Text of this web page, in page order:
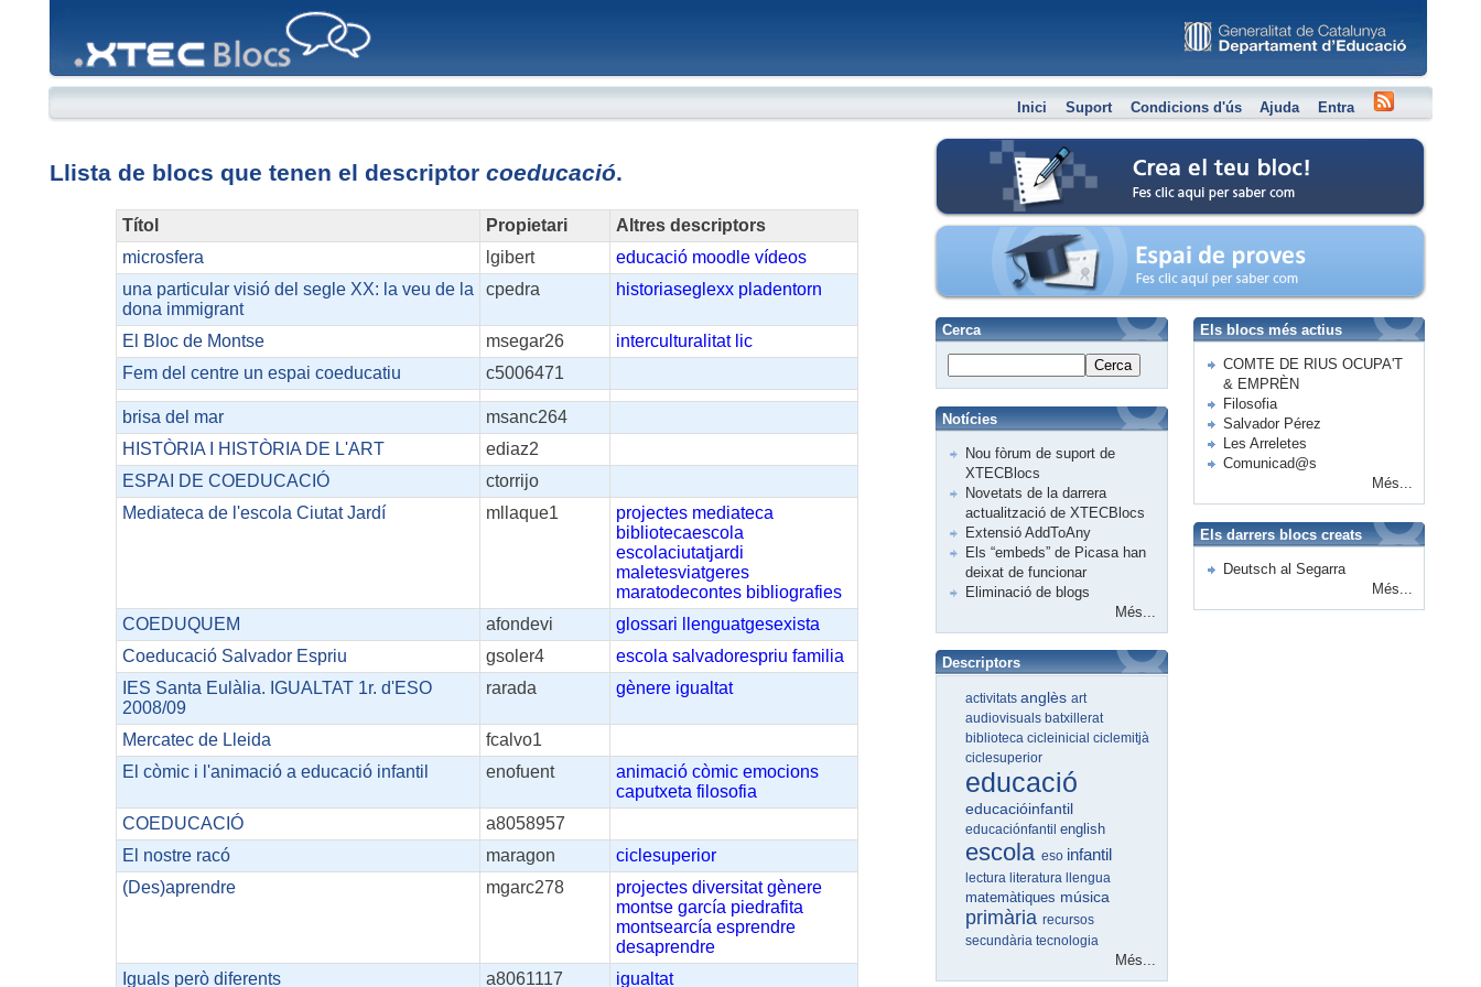
Inici Suport Condicions d'ús Ajuda Entra
Llista de blocs que tenen el descriptor coeducació.
Títol Propietari
Altres descriptors
microsfera
lgibert educació moodle vídeos
una particular visió del segle XX: la veu de la
dona immigrant
cpedra historiaseglexx pladentorn
El Bloc de Montse msegar26 interculturalitat lic
Fem del centre un espai coeducatiu
c5006471
brisa del mar
msanc264
HISTÒRIA I HISTÒRIA DE L'ART
ediaz2
ESPAI DE COEDUCACIÓ
ctorrijo
Mediateca de l'escola Ciutat Jardí
mllaque1 projectes mediateca
bibliotecaescola
escolaciutatjardi
maletesviatgeres
maratodecontes bibliografies
COEDUQUEM
afondevi glossari
llenguatgesexista
Coeducació Salvador Espriu
gsoler4 escola salvadorespriu familia
IES Santa Eulàlia. IGUALTAT 1r. d'ESO
2008/09
rarada gènere igualtat
Mercatec de Lleida
fcalvo1
El còmic i l'animació a educació infantil
enofuent animació còmic emocions
caputxeta filosofia
COEDUCACIÓ
a8058957
El nostre racó
maragon
ciclesuperior
(Des)aprendre
mgarc278 projectes diversitat gènere
montse garcía piedrafita
montsearcía esprendre
desaprendre
Iguals però diferents
a8061117 igualtat
Crea el teu bloc
Espai de proves
Cerca
Cerca
Notícies
Nou fòrum de suport de
XTECBlocs
Novetats de la darrera
actualització de XTECBlocs
Extensió AddToAny
Els “embeds” de Picasa han
deixat de funcionar
Eliminació de blogs
Més...
Descriptors
activitatsanglèsart
audiovisualsbatxillerat
bibliotecacicleinicialciclemitjà
ciclesuperior
educació
educacióinfantil
educaciónfantilenglish
escolaeso infantil
lecturaliteraturallengua
matemàtiques música
primàriarecursos
secundàriatecnologia
Més...
Els blocs més actius
COMTE DE RIUS OCUPA'T
& EMPRÈN
Filosofia
Salvador Pérez
Les Arreletes
Comunicad@s
Més...
Els darrers blocs creats
Deutsch al Segarra
Més...